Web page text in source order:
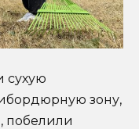
сухую
зону,
побелили